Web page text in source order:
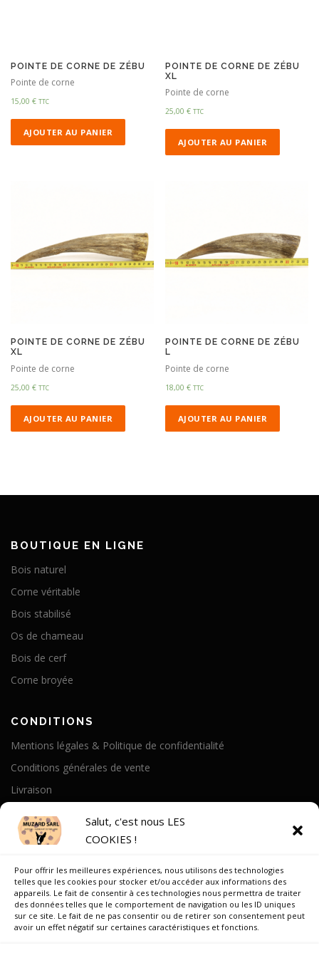
Salut, c'est nous LES
COOKIES !
Pour offrir les meilleures expériences, nous utilisons des technologies
telles que les cookies pour stocker et/ou accéder aux informations des
appareils. Le fait de consentir à ces technologies nous permettra de traiter
des données telles que le comportement de navigation ou les ID uniques
sur ce site. Le fait de ne pas consentir ou de retirer son consentement peut
avoir un effet négatif sur certaines caractéristiques et fonctions.
POINTE DE CORNE DE ZÉBU
Pointe de corne
15,00 € TTC
AJOUTER AU PANIER
POINTE DE CORNE DE ZÉBU
XL
Pointe de corne
25,00€ TTC
AJOUTER AU PANIER
POINTE DE CORNE DE ZÉBU
XL
Pointe de corne
25,00 € TTC
AJOUTER AU PANIER
POINTE DE CORNE DE ZÉBU
L
Pointe de corne
18,00€ TTC
AJOUTER AU PANIER
BOUTIQUE EN LIGNE
Bois naturel
Corne véritable
Bois stabilisé
Os de chameau
Bois de cerf
Corne broyée
CONDITIONS
Mentions légales & Politique de confidentialité
Conditions générales de vente
Livraison
Notre Histoire
On parle de nous
Recrutement